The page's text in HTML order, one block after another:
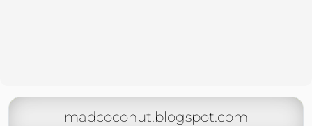
madcoconut.blogspot.com